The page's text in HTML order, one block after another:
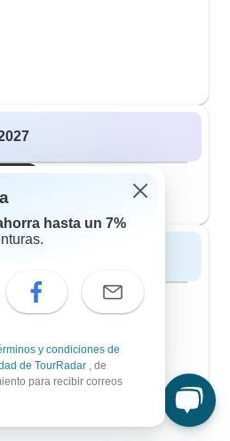
hasta un 7%
y condiciones de
de TourRadar , de
para recibir correos